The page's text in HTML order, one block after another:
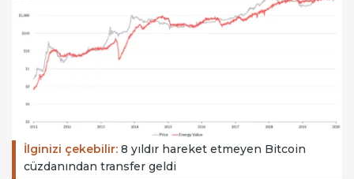
İlginizi çekebilir: 8 yıldır hareket etmeyen Bitcoin
cüzdanından transfer geldi